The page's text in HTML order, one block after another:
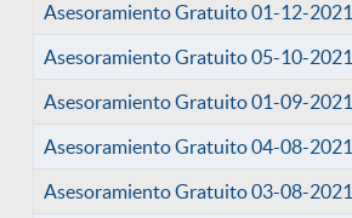
Asesoramiento Gratuito 01-12-2021
Asesoramiento Gratuito 05-10-2021
Asesoramiento Gratuito 01-09-2021
Asesoramiento Gratuito 04-08-2021
Asesoramiento Gratuito 03-08-2021